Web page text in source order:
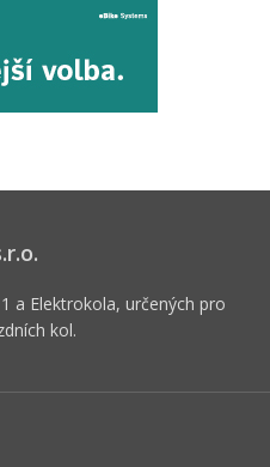
a Elektrokola, určených pro
kol.